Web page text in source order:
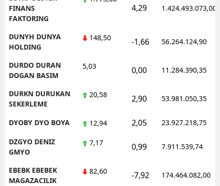
FINANS
FAKTORING
4,29 1.424.493.073,00
DUNYH DUNYA
HOLDING
148,50 -1,66 56.264.124,90
DURDO DURAN
DOGAN BASIM
5,03 0,00 11.284.390,35
DURKN DURUKAN
SEKERLEME
20,58 2,90 53.981.050,35
DYOBY DYO BOYA 12,94 2,05 23.927.218,75
DZGYO DENIZ
GMYO
7,17 0,99 7.911.539,74
EBEBK EBEBEK
MAGAZACILIK
82,60 -7,92 174.464.082,00